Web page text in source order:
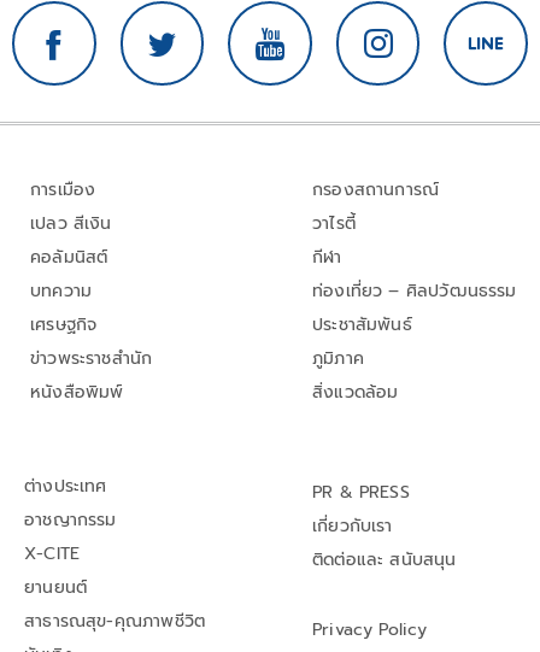
การเมือง
เปลว สีเงิน
คอลัมนิสต์
บทความ
เศรษฐกิจ
ข่าวพระราชสำนัก
หนังสือพิมพ์
กรองสถานการณ์
วาไรตี้
กีฬา
ท่องเที่ยว – ศิลปวัฒนธรรม
ประชาสัมพันธ์
ภูมิภาค
สิ่งแวดล้อม
ต่างประเทศ
อาชญากรรม
X-CITE
ยานยนต์
สาธารณสุข-คุณภาพชีวิต
PR & PRESS
เกี่ยวกับเรา
ติดต่อและ สนับสนุน
Privacy Policy